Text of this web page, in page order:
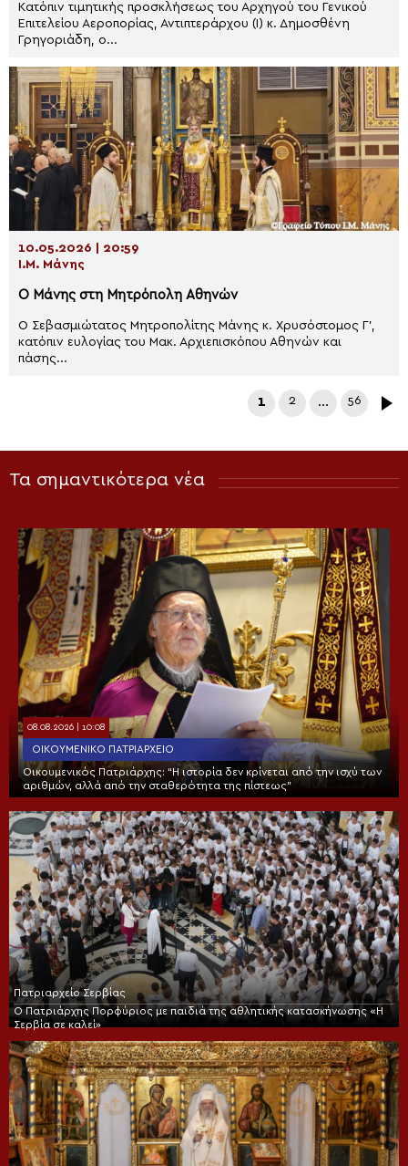
Κατόπιν τιμητικής προσκλήσεως του Αρχηγού του Γενικού
Επιτελείου Αεροπορίας, Αντιπτεράρχου (Ι) κ. Δημοσθένη
Γρηγοριάδη, ο...
10.05.2026 | 20:59
Ι.Μ. Μάνης
Ο Μάνης στη Μητρόπολη Αθηνών
Ο Σεβασμιώτατος Μητροπολίτης Μάνης κ. Χρυσόστομος Γ’,
κατόπιν ευλογίας του Μακ. Αρχιεπισκόπου Αθηνών και
πάσης...
1 2 … 56
Τα σημαντικότερα νέα
08.08.2026 | 10:08
ΟΙΚΟΥΜΕΝΙΚΌ ΠΑΤΡΙΑΡΧΕΊΟ
Οικουμενικός Πατριάρχης: “Η ιστορία δεν κρίνεται από την ισχύ των
αριθμών, αλλά από την σταθερότητα της πίστεως”
Πατριαρχείο Σερβίας
Ο Πατριάρχης Πορφύριος με παιδιά της αθλητικής κατασκήνωσης «Η
Σερβία σε καλεί»